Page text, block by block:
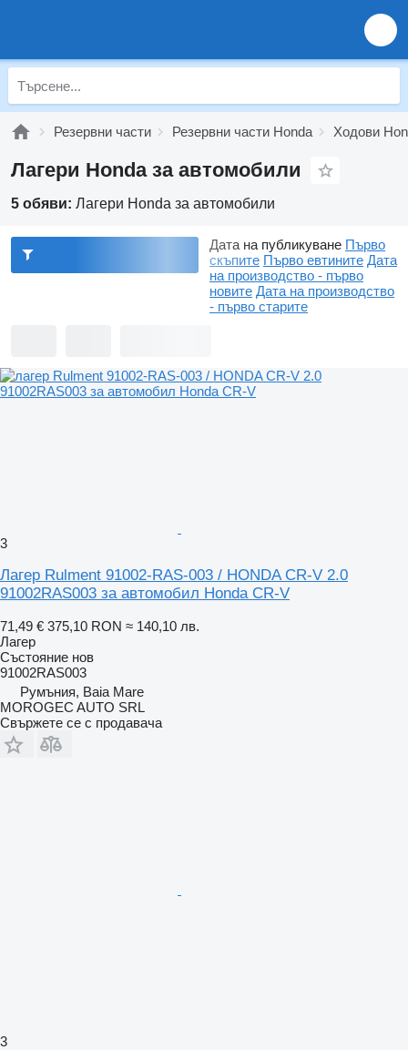
Резервни части Резервни части Honda Ходови
Лагери Honda за автомобили
5 обяви: Лагери Honda за автомобили
Дата на публикуване Първо
скъпите Първо евтините Дата
на производство - първо
новите Дата на производство
- първо старите
3
Лагер Rulment 91002-RAS-003 / HONDA CR-V 2.0
91002RAS003 за автомобил Honda CR-V
71,49 € 375,10 RON ≈ 140,10 лв.
Лагер
Състояние нов
91002RAS003
Румъния, Baia Mare
MOROGEC AUTO SRL
Свържете се с продавача
3